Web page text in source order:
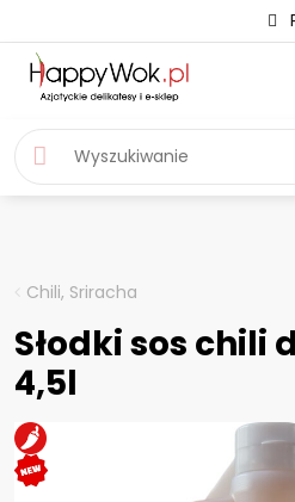
Chili, Sriracha
Słodki sos chili
4,5l